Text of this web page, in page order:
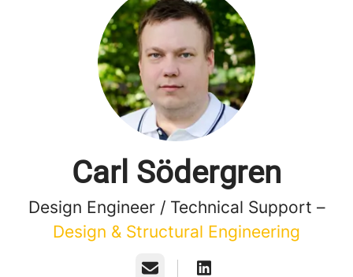
Carl Södergren
Design Engineer / Technical Support –
Design & Structural Engineering
E-post